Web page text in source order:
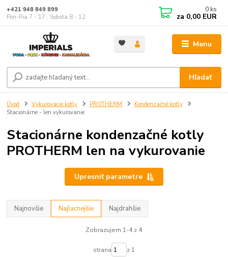
Menu
Hľadať
+421 948 849 899
Pon-Pia 7 - 17 ; Sobota 8 - 12
0 ks
za 0,00 EUR
Úvod Vykurovacie kotly PROTHERM
Kondenzačné kotly
Stacionárne - len vykurovanie
Stacionárne kondenzačné kotly
PROTHERM len na vykurovanie
Upresniť parametre
Najnovšie Najlacnejšie Najdrahšie
Zobrazujem 1-4 z 4
strana z 1